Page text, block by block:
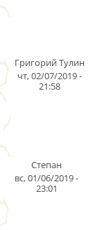
Григорий Тулин
чт, 02/07/2019 -
21:58
Степан
вс, 01/06/2019 -
23:01